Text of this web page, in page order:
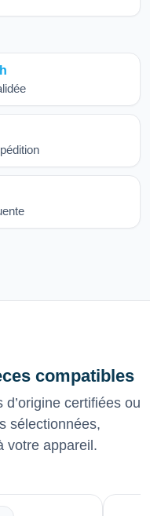
compatibles
certifiées ou
sélectionnées,
votre appareil.